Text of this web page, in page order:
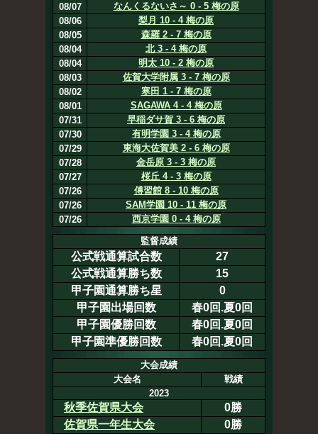
08/07
なんくるないさ～ 0 - 5 梅の原
08/06
梨月 10 - 4 梅の原
08/05
森羅 2 - 7 梅の原
08/04
北 3 - 4 梅の原
08/04
明太 10 - 2 梅の原
08/03
佐賀大学附属 3 - 7 梅の原
08/02
寒田 1 - 7 梅の原
08/01
SAGAWA 4 - 4 梅の原
07/31
早稲ダサ賀 3 - 6 梅の原
07/30
有明学園 3 - 4 梅の原
07/29
東海大佐賀美 2 - 6 梅の原
07/28
金岳原 3 - 3 梅の原
07/27
桜丘 4 - 3 梅の原
07/26
傅習館 8 - 10 梅の原
07/26
SAM学園 10 - 11 梅の原
07/26
西京学園 0 - 4 梅の原
監督成績
公式戦通算試合数
27
公式戦通算勝ち数
15
甲子園通算勝ち星
0
甲子園出場回数
春0回.夏0回
甲子園優勝回数
春0回.夏0回
甲子園準優勝回数
春0回.夏0回
大会成績
大会名
戦績
2023
秋季佐賀県大会
0勝
佐賀県一年生大会
0勝